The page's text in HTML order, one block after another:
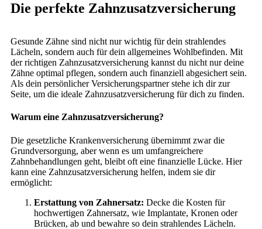
Die perfekte Zahnzusatzversicherung
Gesunde Zähne sind nicht nur wichtig für dein strahlendes
Lächeln, sondern auch für dein allgemeines Wohlbefinden. Mit
der richtigen Zahnzusatzversicherung kannst du nicht nur deine
Zähne optimal pflegen, sondern auch finanziell abgesichert sein.
Als dein persönlicher Versicherungspartner stehe ich dir zur
Seite, um die ideale Zahnzusatzversicherung für dich zu finden.
Warum eine Zahnzusatzversicherung?
Die gesetzliche Krankenversicherung übernimmt zwar die
Grundversorgung, aber wenn es um umfangreichere
Zahnbehandlungen geht, bleibt oft eine finanzielle Lücke. Hier
kann eine Zahnzusatzversicherung helfen, indem sie dir
ermöglicht:
Erstattung von Zahnersatz: Decke die Kosten für
hochwertigen Zahnersatz, wie Implantate, Kronen oder
Brücken, ab und bewahre so dein strahlendes Lächeln.